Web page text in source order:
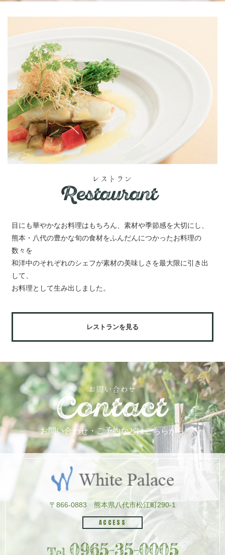
レストラン
目にも華やかなお料理はもちろん、素材や季節感を大切にし、
熊本・八代の豊かな旬の食材をふんだんにつかったお料理の
数々を
和洋中のそれぞれのシェフが素材の美味しさを最大限に引き出
して、
お料理として生み出しました。
レストランを見る
お問い合わせ
お問い合わせ・ご予約などはこちらから
〒866-0883 熊本県八代市松江町290-1
ACCESS
0965-35-0005